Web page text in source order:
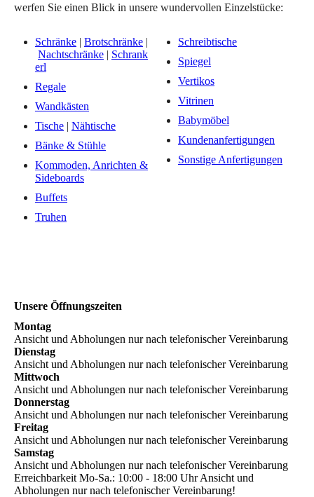
werfen Sie einen Blick in unsere wundervollen Einzelstücke:
Schränke | Brotschränke |
Nachtschränke | Schrank
erl
Regale
Wandkästen
Tische | Nähtische
Bänke & Stühle
Kommoden, Anrichten &
Sideboards
Buffets
Truhen
Schreibtische
Spiegel
Vertikos
Vitrinen
Babymöbel
Kundenanfertigungen
Sonstige Anfertigungen
Unsere Öffnungszeiten
Montag
Ansicht und Abholungen nur nach telefonischer Vereinbarung
Dienstag
Ansicht und Abholungen nur nach telefonischer Vereinbarung
Mittwoch
Ansicht und Abholungen nur nach telefonischer Vereinbarung
Donnerstag
Ansicht und Abholungen nur nach telefonischer Vereinbarung
Freitag
Ansicht und Abholungen nur nach telefonischer Vereinbarung
Samstag
Ansicht und Abholungen nur nach telefonischer Vereinbarung
Erreichbarkeit Mo-Sa.: 10:00 - 18:00 Uhr Ansicht und
Abholungen nur nach telefonischer Vereinbarung!